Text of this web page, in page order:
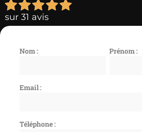
sur 31 avis
Nom : Prénom :
Email :
Téléphone :